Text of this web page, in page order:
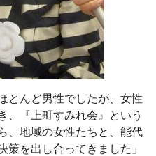
とんど男性でしたが、女性
、『上町すみれ会』という
、地域の女性たちと、能代
を出し合ってきました」